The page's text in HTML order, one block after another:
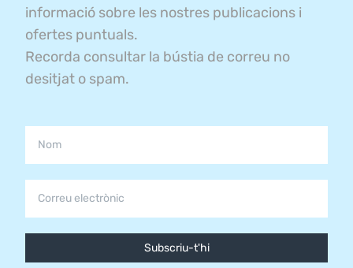
informació sobre les nostres publicacions i
ofertes puntuals.
Recorda consultar la bústia de correu no
desitjat o spam.
Subscriu-t'hi